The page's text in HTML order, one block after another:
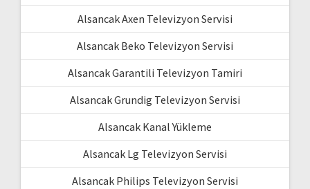
Alsancak Axen Televizyon Servisi
Alsancak Beko Televizyon Servisi
Alsancak Garantili Televizyon Tamiri
Alsancak Grundig Televizyon Servisi
Alsancak Kanal Yükleme
Alsancak Lg Televizyon Servisi
Alsancak Philips Televizyon Servisi